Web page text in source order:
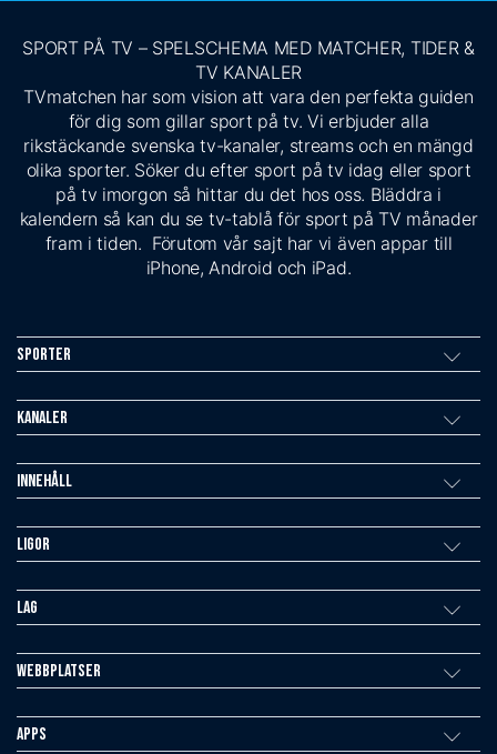
SPORT PÅ TV – SPELSCHEMA MED MATCHER, TIDER &
TV KANALER
TVmatchen har som vision att vara den perfekta guiden
för dig som gillar sport på tv. Vi erbjuder alla
rikstäckande svenska tv-kanaler, streams och en mängd
olika sporter. Söker du efter sport på tv idag eller sport
på tv imorgon så hittar du det hos oss. Bläddra i
kalendern så kan du se tv-tablå för sport på TV månader
fram i tiden. Förutom vår sajt har vi även appar till
iPhone, Android och iPad.
Sporter
Kanaler
Innehåll
Ligor
Lag
Webbplatser
Apps